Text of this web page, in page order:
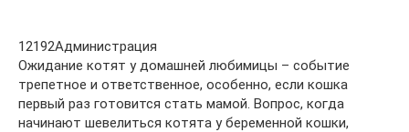
12192Администрация
Ожидание котят у домашней любимицы – событие
трепетное и ответственное, особенно, если кошка
первый раз готовится стать мамой. Вопрос, когда
начинают шевелиться котята у беременной кошки,